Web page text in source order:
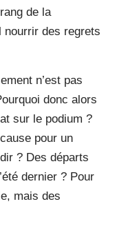
rang de la
nourrir des regrets
n’est pas
donc alors
sur le podium ?
pour un
? Des départs
dernier ? Pour
mais des